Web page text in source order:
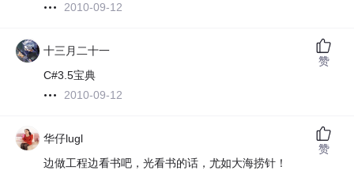
2010-09-12
十三月二十一
C#3.5宝典
2010-09-12
赞
华仔lugl
边做工程边看书吧，光看书的话，尤如大海捞针！
赞